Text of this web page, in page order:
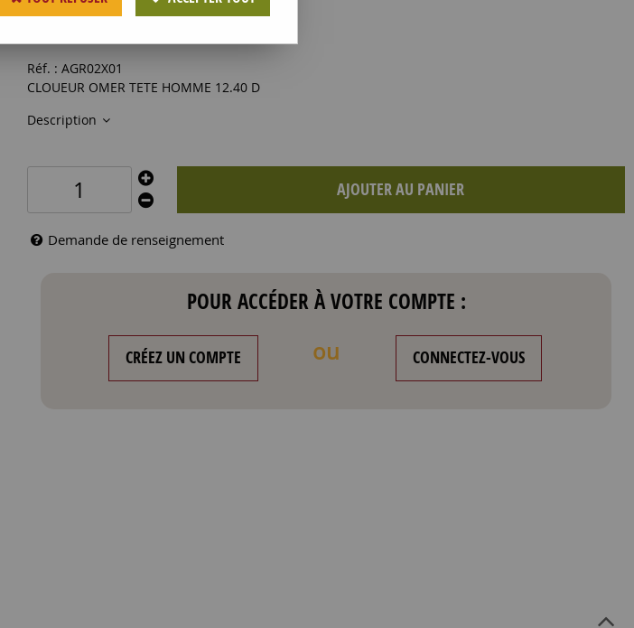
473,55€ HT
Réf. : AGR02X01
CLOUEUR OMER TETE HOMME 12.40 D
Description
AJOUTER AU PANIER
Demande de renseignement
POUR ACCÉDER À VOTRE COMPTE :
CRÉEZ UN COMPTE ou CONNECTEZ-VOUS